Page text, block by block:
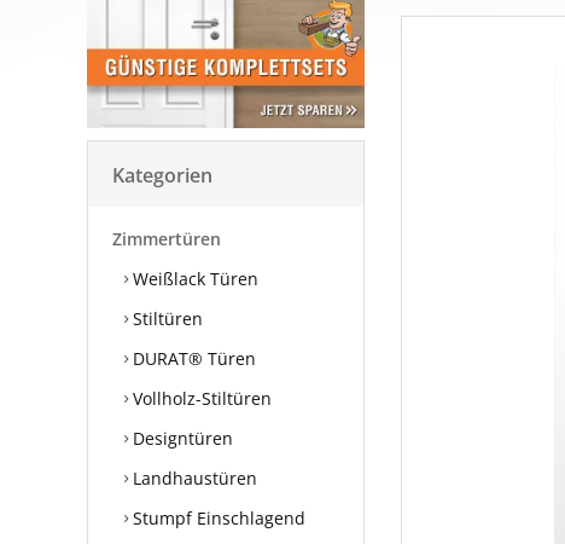
Kategorien
Zimmertüren
Weißlack Türen
Stiltüren
DURAT® Türen
Vollholz-Stiltüren
Designtüren
Landhaustüren
Stumpf Einschlagend